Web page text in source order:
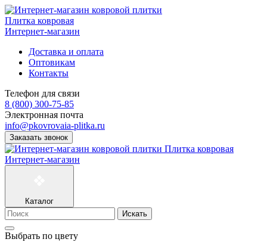
Плитка ковровая
Интернет-магазин
Доставка и оплата
Оптовикам
Контакты
Телефон для связи
8 (800) 300-75-85
Электронная почта
info@pkovrovaia-plitka.ru
Заказать звонок
Плитка ковровая
Интернет-магазин
Каталог
Искать
Выбрать по цвету